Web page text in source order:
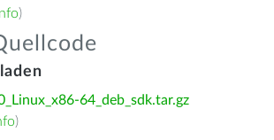
Info)
64_deb_sdk.tar.gz
)